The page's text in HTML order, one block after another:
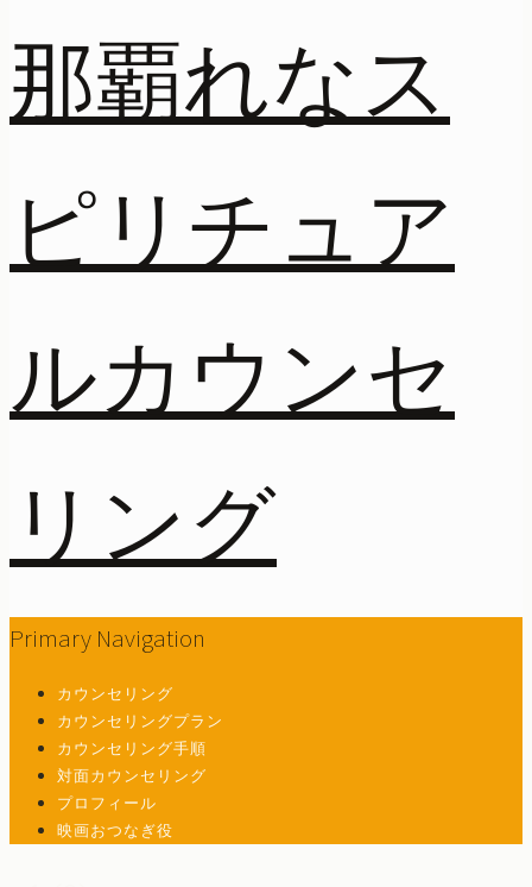
Primary Navigation
カウンセリング
カウンセリングプラン
カウンセリング手順
対面カウンセリング
プロフィール
映画おつなぎ役